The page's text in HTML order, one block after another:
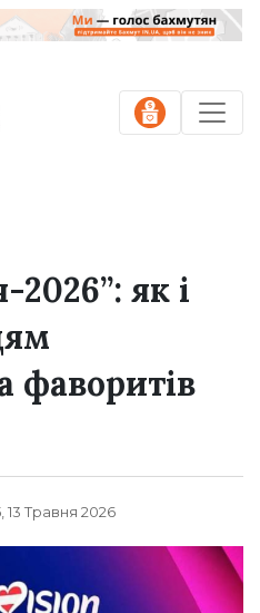
2026”: як і
фаворитів
13 Травня 2026